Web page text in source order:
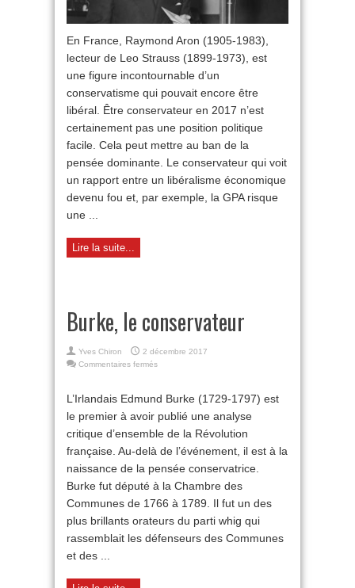
En France, Raymond Aron (1905-1983),
lecteur de Leo Strauss (1899-1973), est
une figure incontournable d’un
conservatisme qui pouvait encore être
libéral. Être conservateur en 2017 n’est
certainement pas une position politique
facile. Cela peut mettre au ban de la
pensée dominante. Le conservateur qui voit
un rapport entre un libéralisme économique
devenu fou et, par exemple, la GPA risque
une ...
Lire la suite...
Burke, le conservateur
Yves Chiron
2 décembre 2017
Commentaires ferméssur
conservateur
L’Irlandais Edmund Burke (1729-1797) est
le premier à avoir publié une analyse
critique d’ensemble de la Révolution
française. Au-delà de l’événement, il est à la
naissance de la pensée conservatrice.
Burke fut député à la Chambre des
Communes de 1766 à 1789. Il fut un des
plus brillants orateurs du parti whig qui
rassemblait les défenseurs des Communes
et des ...